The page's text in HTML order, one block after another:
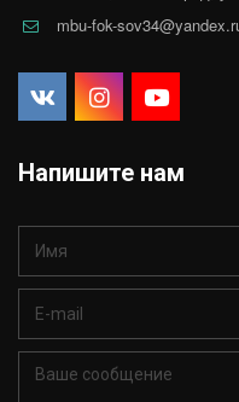
mbu-fok-
Напишите нам